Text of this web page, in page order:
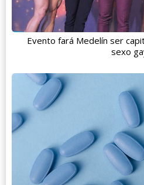
Evento fará Medelín ser
sexo